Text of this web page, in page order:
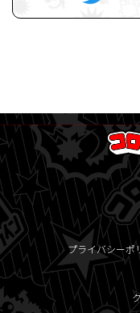
プライバシーポ